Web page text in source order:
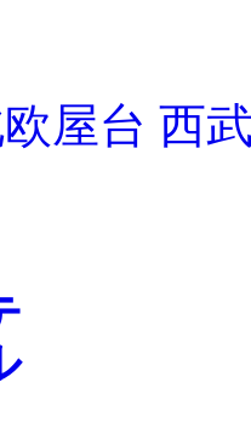
欧屋台 西